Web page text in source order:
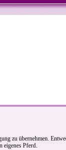
zu übernehmen.
eigenes Pferd.